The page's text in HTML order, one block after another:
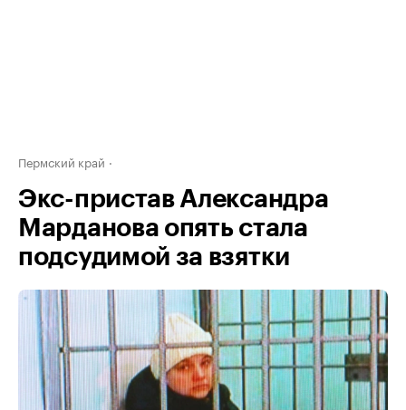
Пермский край
Экс-пристав Александра
Марданова опять стала
подсудимой за взятки